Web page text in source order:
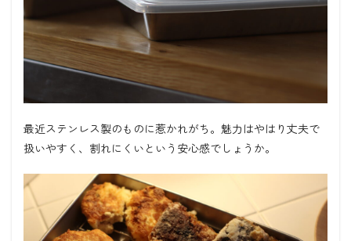
最近ステンレス製のものに惹かれがち。魅力はやはり丈夫で
扱いやすく、割れにくいという安心感でしょうか。